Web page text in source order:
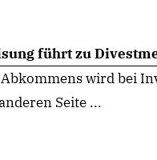
führt zu
wird bei
Seite ...